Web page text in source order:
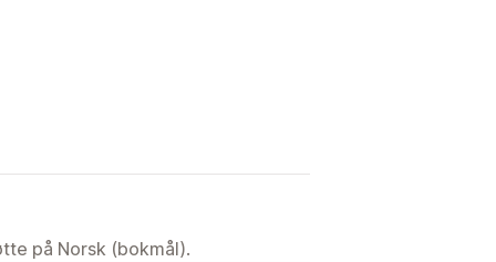
på Norsk (bokmål).